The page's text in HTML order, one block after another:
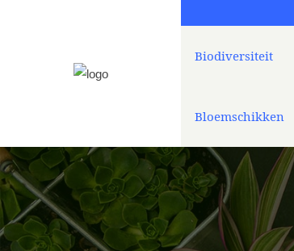
Biodiversiteit
Bloemschikken